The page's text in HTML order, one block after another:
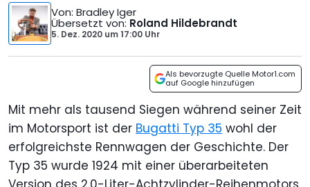
Von: Bradley Iger
Übersetzt von: Roland Hildebrandt
5. Dez. 2020 um17:00 Uhr
Als bevorzugte Quelle Motor1.com
auf Google hinzufügen
Mit mehr als tausend Siegen während seiner Zeit
im Motorsport ist der Bugatti Typ 35 wohl der
erfolgreichste Rennwagen der Geschichte. Der
Typ 35 wurde 1924 mit einer überarbeiteten